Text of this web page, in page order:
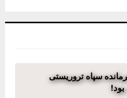
سپاه تروریستی